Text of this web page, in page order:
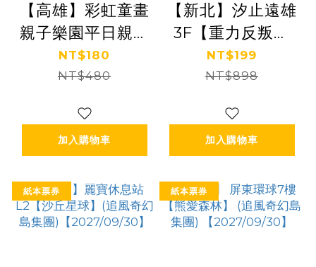
【高雄】彩虹童畫
親子樂園平日親子
票【假日需現場
+150玩3H】
NT$180
NT$480
加入購物車
【新北】汐止遠雄
3F【重力反叛】
(追風奇幻島集團)
【2028/10/31】
NT$199
NT$898
加入購物車
紙本票券 紙本票券